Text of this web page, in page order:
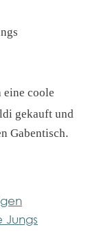
eine coole
gekauft und
Gabentisch.